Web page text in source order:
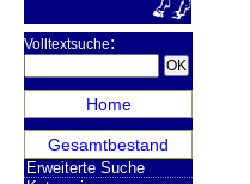
Volltextsuche:
Home
Gesamtbestand
Erweiterte Suche